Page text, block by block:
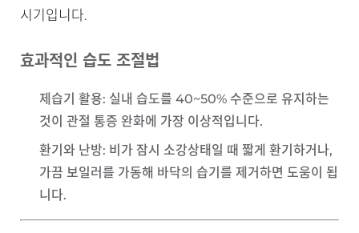
시기입니다.
효과적인 습도 조절법
제습기 활용: 실내 습도를 40~50% 수준으로 유지하는
것이 관절 통증 완화에 가장 이상적입니다.
환기와 난방: 비가 잠시 소강상태일 때 짧게 환기하거나,
가끔 보일러를 가동해 바닥의 습기를 제거하면 도움이 됩
니다.